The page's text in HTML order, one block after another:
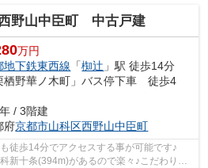
野山中臣町 中古戸建
万円
地下鉄東西線 「椥辻 」駅 徒歩14分
栖野華ノ木町」バス停下車 徒歩4
/ 3階建
府京都市山科区西野山中臣町
徒歩14分でアクセスする事が可能です♪
新十条(394m)があるので楽々♪こだわり条